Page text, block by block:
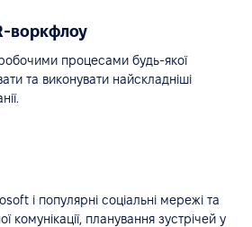
воркфлоу
процесами будь-якої
та виконувати найскладніші
і популярні соціальні мережі та
комунікації, планування зустрічей у